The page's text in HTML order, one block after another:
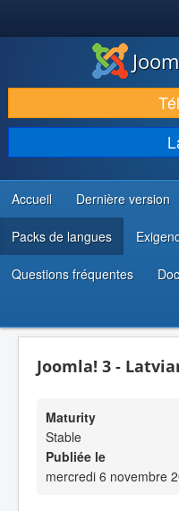
TÉLÉCHARGER & ENRICHIR
DÉCOUVRIR & APPRENDRE
COMMUNAUTÉ & SUPPORT
RESSOURCES DÉVELOPPEURS
Accueil Dernière version
Packs de langues
Questions fréquentes
Joomla! 3 -
Maturity
Stable
Publiée le
mercredi 6 novembre